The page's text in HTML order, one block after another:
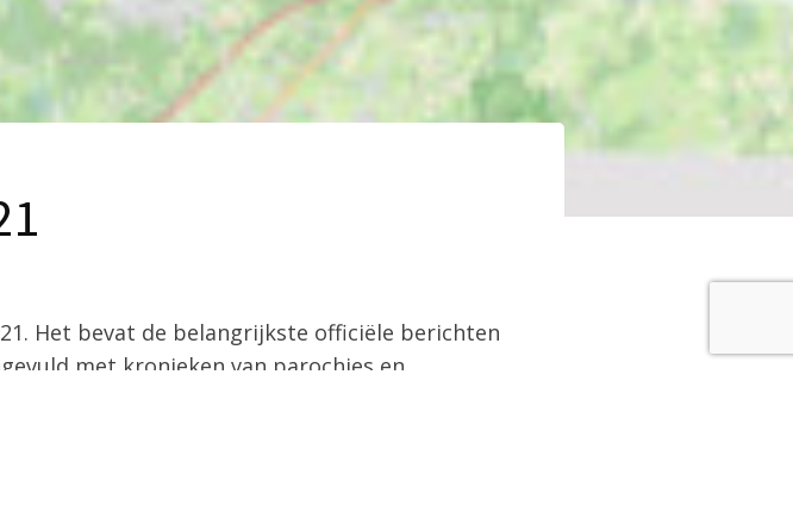
Het bevat de belangrijkste officiële berichten
met kronieken van parochies en